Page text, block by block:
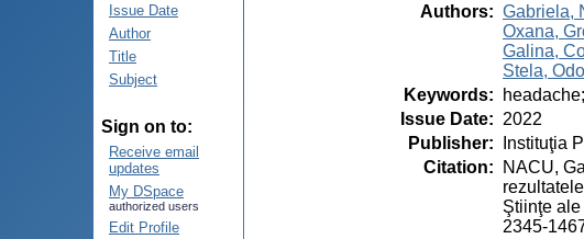
Issue Date
Author
Title
Subject
Sign on to:
Receive email
updates
My DSpace
authorized users
Edit Profile
Authors: Gabriela,
Oxana,
Galina,
Stela,
Keywords:
Issue Date: 2022
Publisher:
Instituţia
Citation:
NACU,
Ştiinţe
2345-